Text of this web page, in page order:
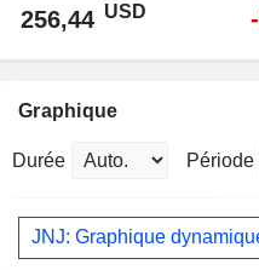
256,44 USD
Graphique
Durée Période
JNJ: Graphique